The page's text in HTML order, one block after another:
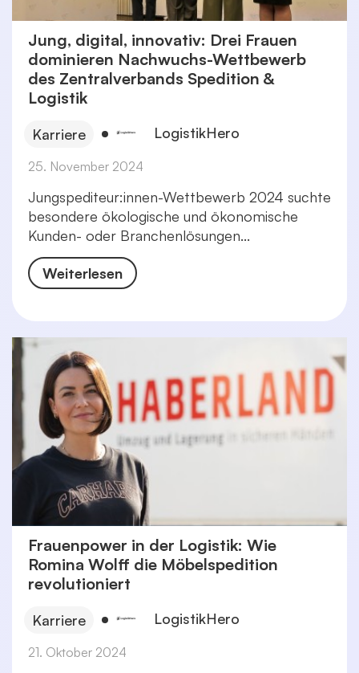
Jung, digital, innovativ: Drei Frauen
dominieren Nachwuchs-Wettbewerb
des Zentralverbands Spedition &
Logistik
Karriere LogistikHero
25. November 2024
Jungspediteur:innen-Wettbewerb 2024 suchte
besondere ökologische und ökonomische
Kunden- oder Branchenlösungen...
Weiterlesen
Frauenpower in der Logistik: Wie
Romina Wolff die Möbelspedition
revolutioniert
Karriere LogistikHero
21. Oktober 2024